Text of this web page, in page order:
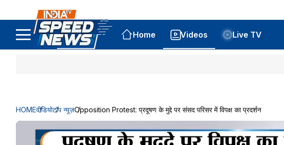
Home Videos Live TV
HOMEवीडियोटॉप न्यूज़Opposition Protest: प्रदूषण के मुद्दे पर संसद परिसर में विपक्ष का प्रदर्शन